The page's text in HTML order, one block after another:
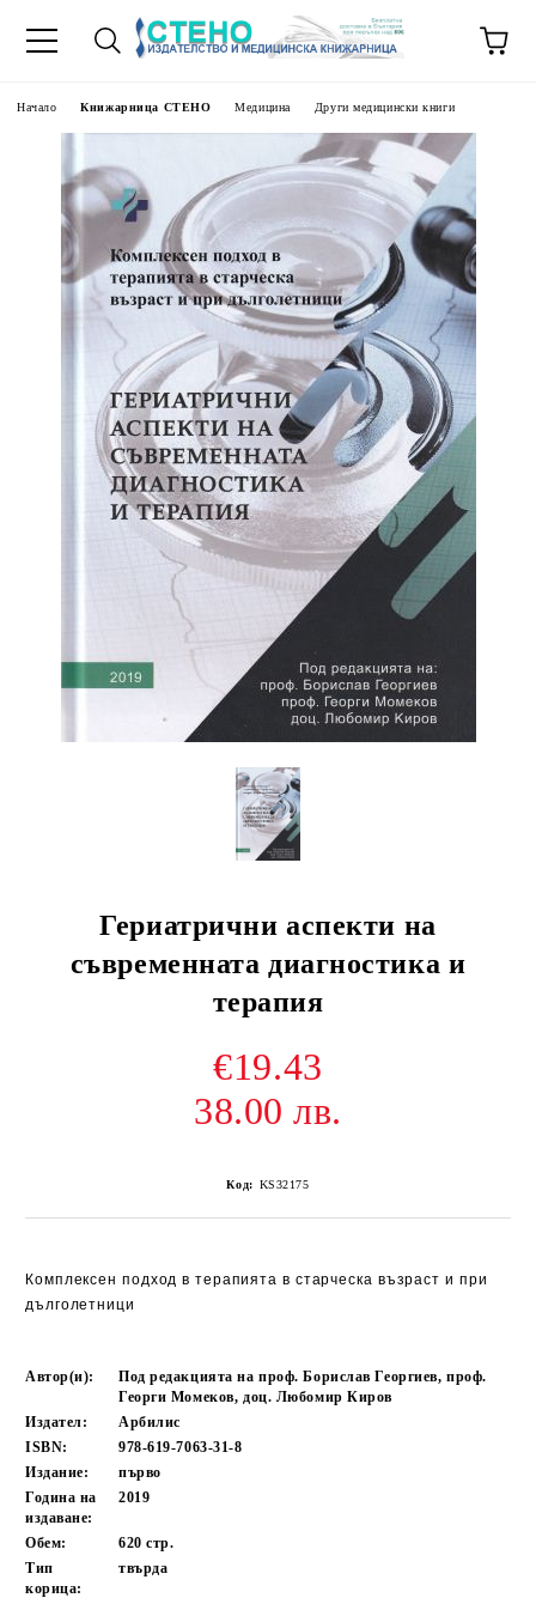
Начало Книжарница СТЕНО Медицина Други медицински книги
Гериатрични аспекти на
съвременната диагностика и
терапия
€19.43
38.00 лв.
Код: KS32175
Комплексен подход в терапията в старческа възраст и при
дълголетници
Автор(и):
Под редакцията на проф. Борислав Георгиев, проф.
Георги Момеков, доц. Любомир Киров
Издател:
Арбилис
ISBN:
978-619-7063-31-8
Издание:
първо
Година на
издаване:
2019
Обем: 620стр.
Тип
корица:
твърда